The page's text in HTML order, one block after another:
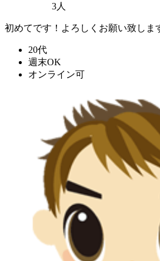
3人
初めてです！よろしくお願い致しま
20代
週末OK
オンライン可